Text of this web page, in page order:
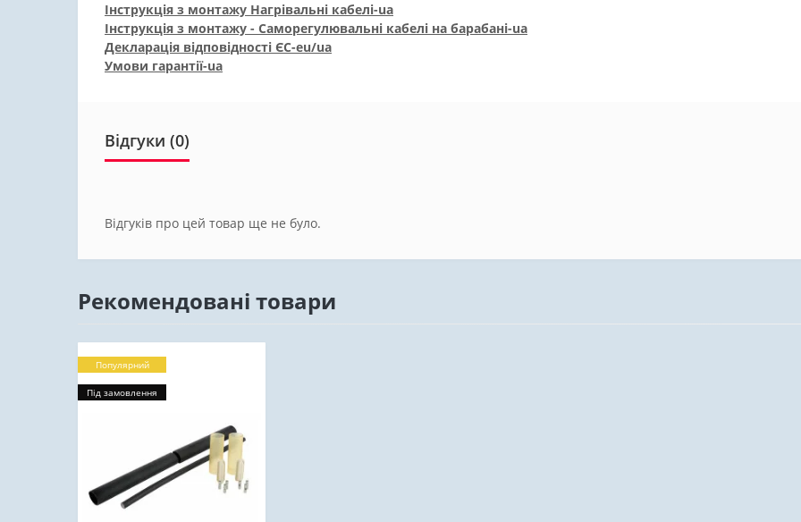
Інструкція з монтажу Нагрівальні кабелі-ua
Інструкція з монтажу - Саморегулювальні кабелі на барабані-ua
Декларація відповідності ЄС-eu/ua
Умови гарантії-ua
Відгуки (0)
Відгуків про цей товар ще не було.
Рекомендовані товари
Популярний
Під замовлення